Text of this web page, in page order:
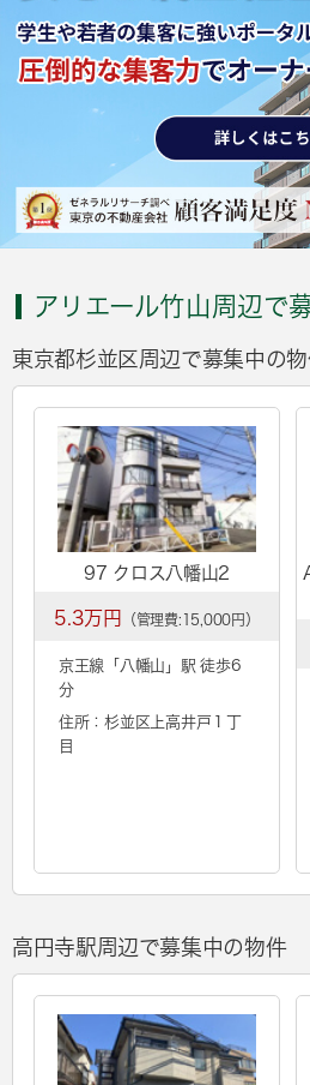
アリエール竹山周辺で
東京都杉並区周辺で募集中の
97 クロス八幡山2
5.3万円 （管理費:15,000円）
京王線「 八幡山 」駅 徒歩6
分
住所：杉並区上高井戸１丁
目
高円寺駅周辺で募集中の物件